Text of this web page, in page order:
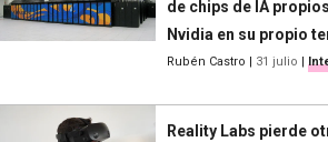
de chips de IA
Nvidia en su propio
Rubén Castro 31 julio
Reality Labs pierde